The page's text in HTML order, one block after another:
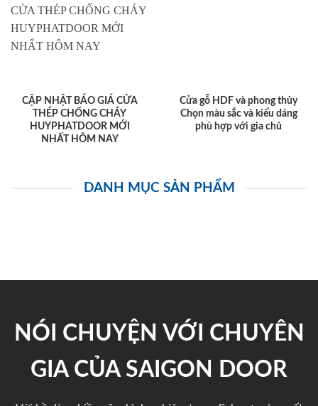
CẬP NHẬT BÁO GIÁ CỬA
THÉP CHỐNG CHÁY
HUYPHATDOOR MỚI
NHẤT HÔM NAY
Cửa gỗ HDF và phong thủy
Chọn màu sắc và kiểu dáng
phù hợp với gia chủ
DANH MỤC SẢN PHẨM
NÓI CHUYỆN VỚI CHUYÊN
GIA CỦA SAIGON DOOR